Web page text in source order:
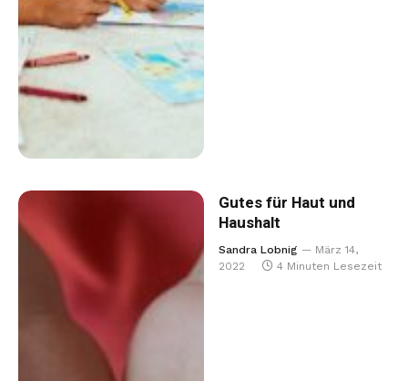
Gutes für Haut und
Haushalt
Sandra Lobnig
März 14,
2022
4 Minuten Lesezeit